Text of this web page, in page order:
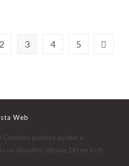
2 3 4 5
Web
Cuentos puedes ayudar a
un donativo (desde 1€) en Kofi.